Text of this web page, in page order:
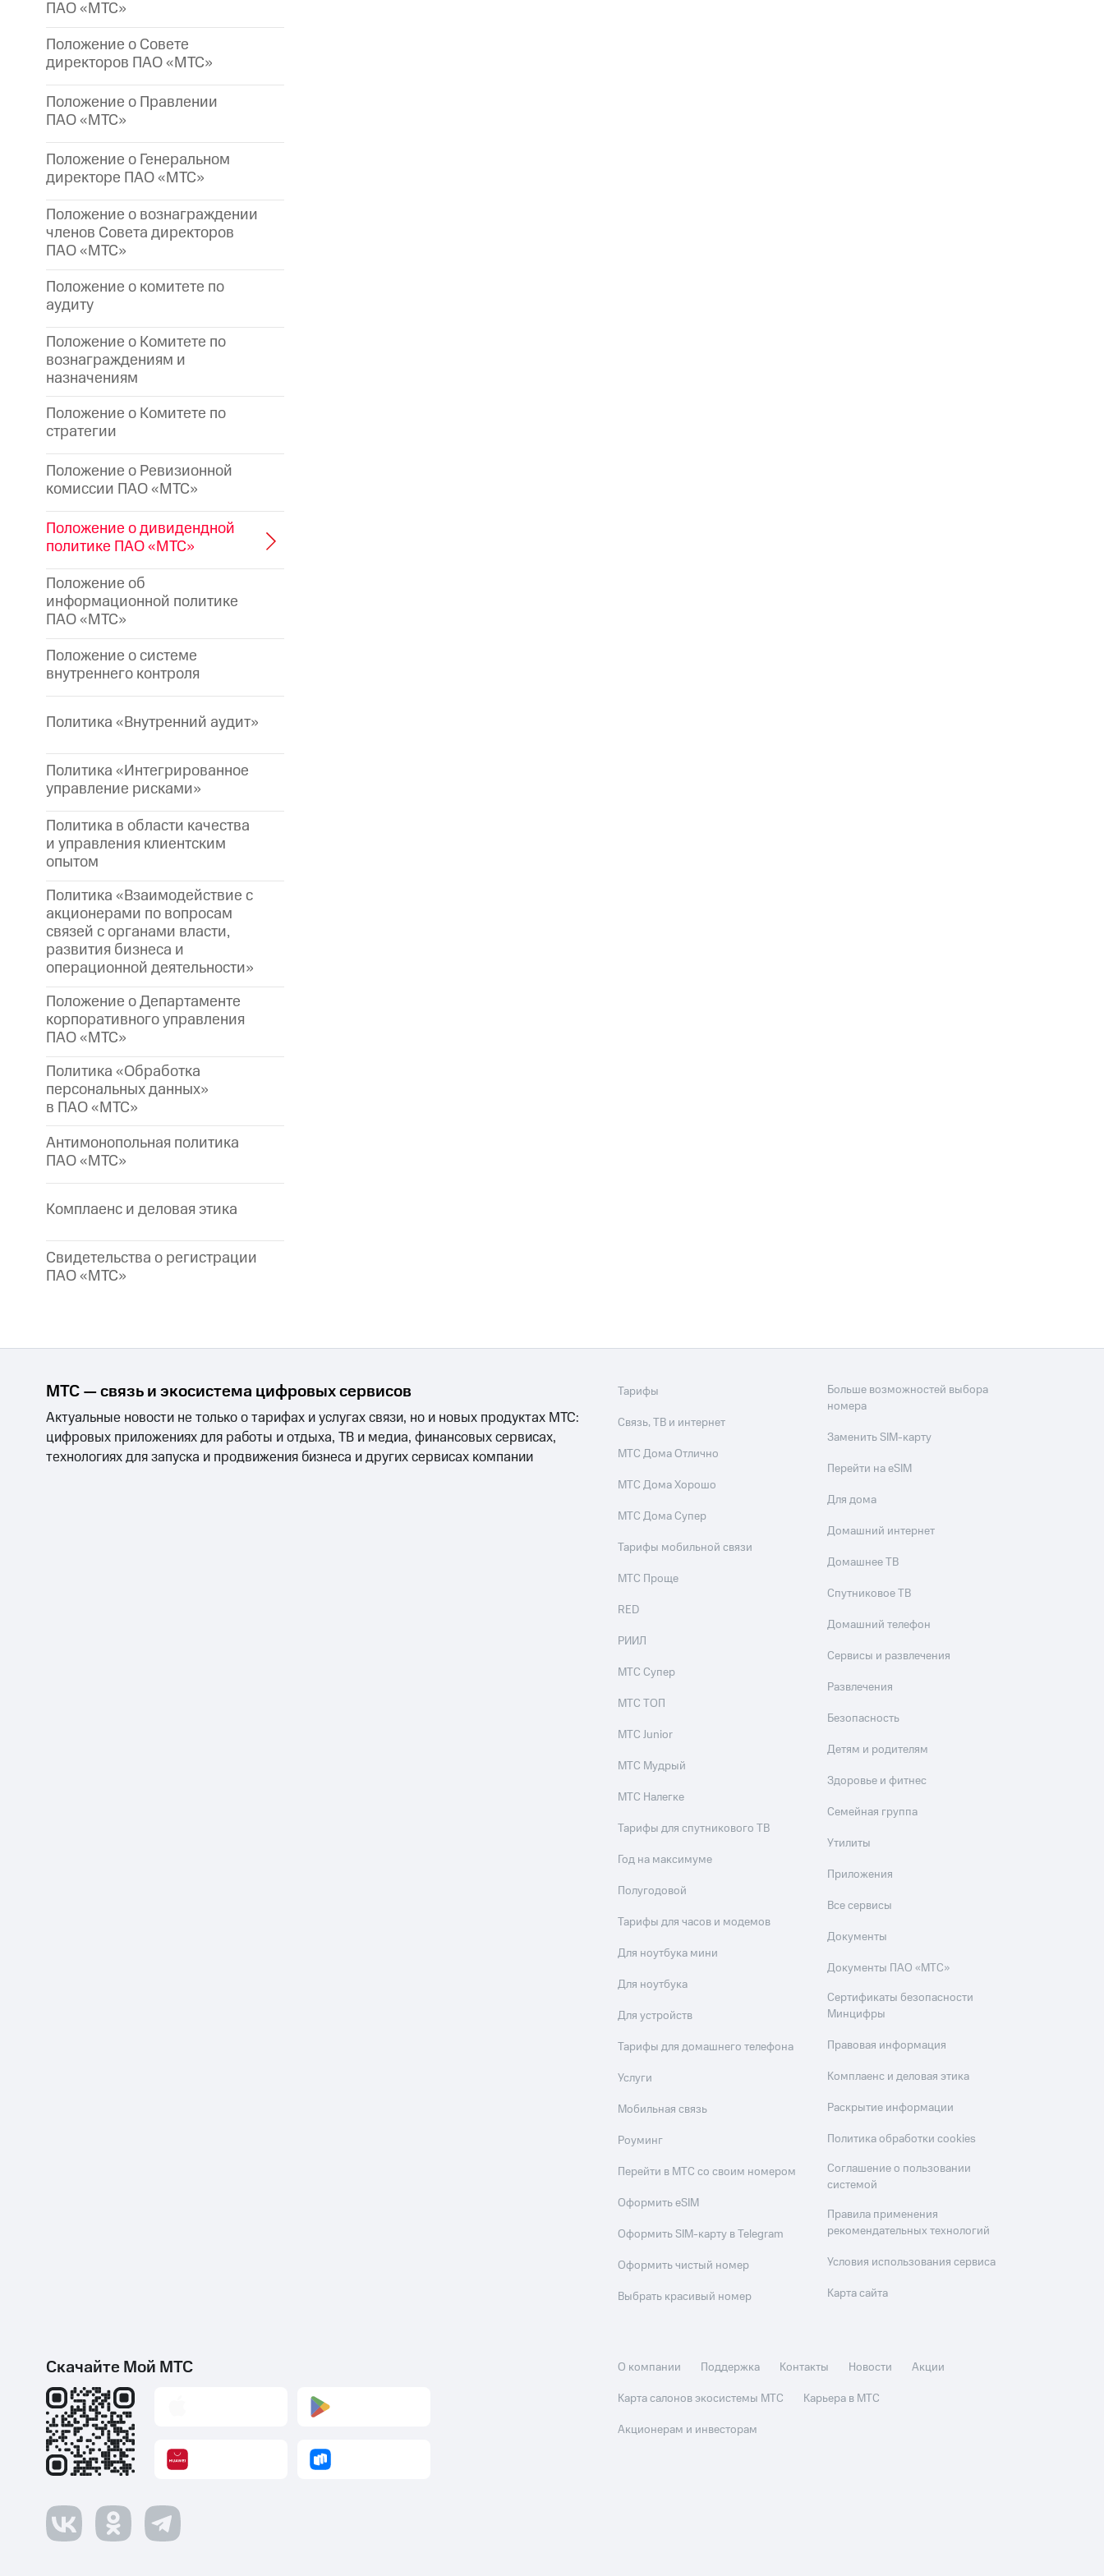
ПАО «МТС»
Положение о Совете
директоров ПАО «МТС»
Положение о Правлении
ПАО «МТС»
Положение о Генеральном
директоре ПАО «МТС»
Положение о вознаграждении
членов Совета директоров
ПАО «МТС»
Положение о комитете по
аудиту
Положение о Комитете по
вознаграждениям и
назначениям
Положение о Комитете по
стратегии
Положение о Ревизионной
комиссии ПАО «МТС»
Положение о дивидендной
политике ПАО «МТС»
Положение об
информационной политике
ПАО «МТС»
Положение о системе
внутреннего контроля
Политика «Внутренний аудит»
Политика «Интегрированное
управление рисками»
Политика в области качества
и управления клиентским
опытом
Политика «Взаимодействие с
акционерами по вопросам
связей с органами власти,
развития бизнеса и
операционной деятельности»
Положение о Департаменте
корпоративного управления
ПАО «МТС»
Политика «Обработка
персональных данных»
в ПАО «МТС»
Антимонопольная политика
ПАО «МТС»
Комплаенс и деловая этика
Свидетельства о регистрации
ПАО «МТС»
МТС — связь и экосистема цифровых сервисов
Актуальные новости не только о тарифах и услугах связи, но и новых продуктах МТС:
цифровых приложениях для работы и отдыха, ТВ и медиа, финансовых сервисах,
технологиях для запуска и продвижения бизнеса и других сервисах компании
Тарифы
Связь, ТВ и интернет
МТС Дома Отлично
МТС Дома Хорошо
МТС Дома Супер
Тарифы мобильной связи
МТС Проще
RED
РИИЛ
МТС Супер
МТС ТОП
МТС Junior
МТС Мудрый
МТС Налегке
Тарифы для спутникового ТВ
Год на максимуме
Полугодовой
Тарифы для часов и модемов
Для ноутбука мини
Для ноутбука
Для устройств
Тарифы для домашнего телефона
Услуги
Мобильная связь
Роуминг
Перейти в МТС со своим номером
Оформить eSIM
Оформить SIM-карту в Telegram
Оформить чистый номер
Выбрать красивый номер
Больше возможностей выбора
номера
Заменить SIM-карту
Перейти на eSIM
Для дома
Домашний интернет
Домашнее ТВ
Спутниковое ТВ
Домашний телефон
Сервисы и развлечения
Развлечения
Безопасность
Детям и родителям
Здоровье и фитнес
Семейная группа
Утилиты
Приложения
Все сервисы
Документы
Документы ПАО «МТС»
Сертификаты безопасности
Минцифры
Правовая информация
Комплаенс и деловая этика
Раскрытие информации
Политика обработки cookies
Соглашение о пользовании
системой
Правила применения
рекомендательных технологий
Условия использования сервиса
Карта сайта
Скачайте Мой МТС О компании Поддержка Контакты Новости
Акции
Карта салонов экосистемы МТС
Карьера в МТС
Акционерам и инвесторам